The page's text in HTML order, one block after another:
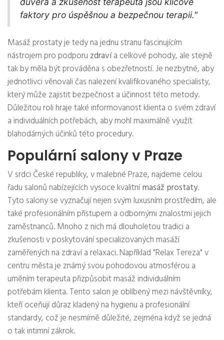
faktory pro úspěšnou a bezpečnou terapii."
Masáž prostaty je tedy na jednu stranu fascinujícím
nástrojem pro podporu zdravía celkové pohody, ale stejně
tak by měla být prováděna s obezřetností. Je nezbytné, aby
jednotlivci věnovali čas nalezení kvalifikovaného specialisty,
který může zajistit bezpečnost a účinnost této metody.
Důležitou roli hraje také informovanost klienta o svém zdraví
a individuálních potřebách, aby mohl maximálně využít
blahodárných účinků této procedury.
Populární salony v Praze
V srdci České republiky, v malebné Praze, najdeme celou
řadu salonů nabízejících vysoce kvalitnímasáž prostaty.
Tyto salony se vyznačují nejen svým luxusním prostředím, ale
také profesionálním přístupem a odbornými znalostmi jejich
zaměstnanců. Mnoho z nich má dlouholetou tradici a
zkušenosti v poskytování specializovaných masáží
zaměřených na zdraví a relaxaci. Například "Relax Tereza" v
centru města je známý svou pohodovou atmosférou a
uměním terapeuta přizpůsobit masáž individuálním
potřebám klienta. Tento salon je oblíbený mezi návštěvníky,
kteří oceňují důraz kladený na hygienu a profesionální
standardy, což je nesmírně důležité, zejména když se jedná
o tak intimní zákrok.